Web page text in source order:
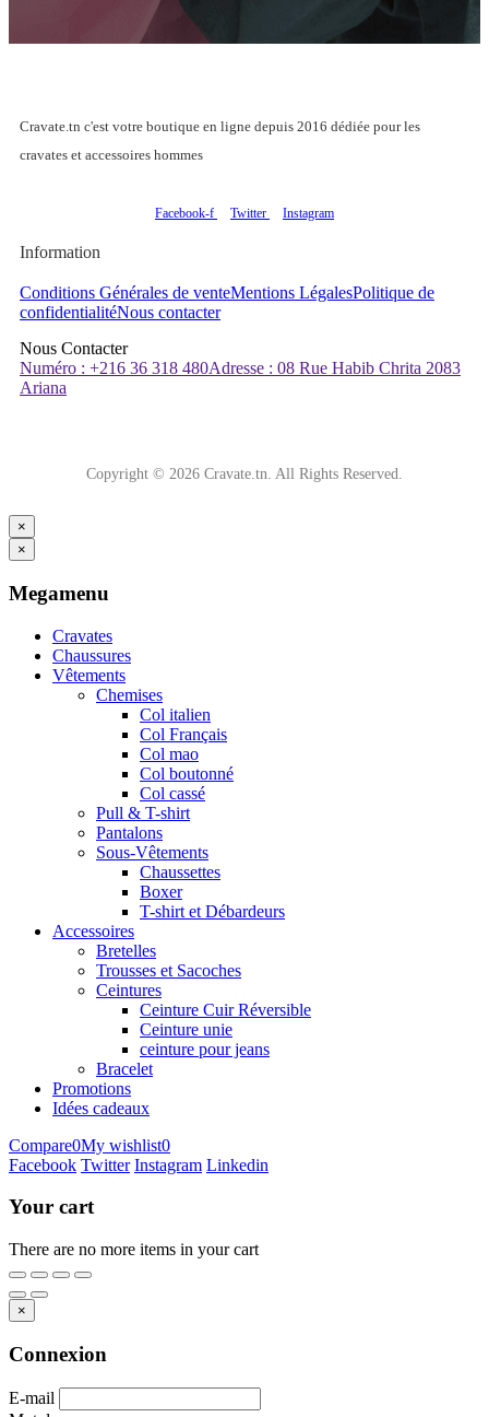
Cravate.tn c'est votre boutique en ligne depuis 2016 dédiée pour les
cravates et accessoires hommes
Facebook-f Twitter Instagram
Information
Conditions Générales de venteMentions LégalesPolitique de
confidentialitéNous contacter
Nous Contacter
Numéro : +216 36 318 480Adresse : 08 Rue Habib Chrita 2083
Ariana
Copyright © 2026 Cravate.tn. All Rights Reserved.
×
×
Megamenu
Cravates
Chaussures
Vêtements
Chemises
Col italien
Col Français
Col mao
Col boutonné
Col cassé
Pull & T-shirt
Pantalons
Sous-Vêtements
Chaussettes
Boxer
T-shirt et Débardeurs
Accessoires
Bretelles
Trousses et Sacoches
Ceintures
Ceinture Cuir Réversible
Ceinture unie
ceinture pour jeans
Bracelet
Promotions
Idées cadeaux
Compare0My wishlist0
Facebook Twitter Instagram Linkedin
Your cart
There are no more items in your cart
×
Connexion
E-mail